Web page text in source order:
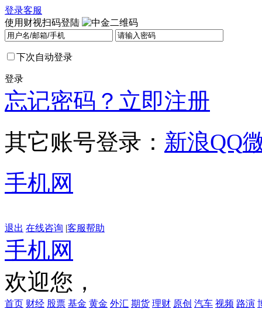
登录客服
使用财视扫码登陆
下次自动登录
登录
忘记密码？ 立即注册
其它账号登录： 新浪QQ
手机网
退出 在线咨询 |客服帮助
手机网
欢迎您，
首页 财经 股票 基金 黄金 外汇 期货 理财 原创 汽车 视频 路演